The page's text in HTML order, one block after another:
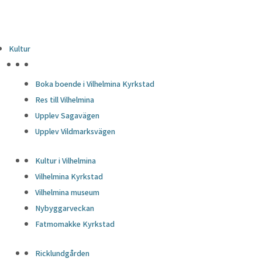
Kultur
Boka boende i Vilhelmina Kyrkstad
Res till Vilhelmina
Upplev Sagavägen
Upplev Vildmarksvägen
Kultur i Vilhelmina
Vilhelmina Kyrkstad
Vilhelmina museum
Nybyggarveckan
Fatmomakke Kyrkstad
Ricklundgården